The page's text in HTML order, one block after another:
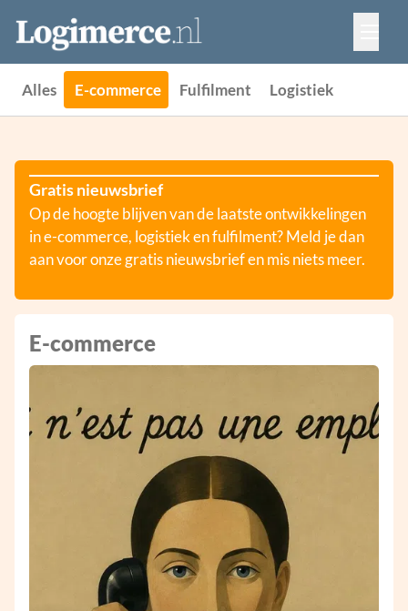
Vacatures
Events
Adverteren
Partners
Alles E-commerce Fulfilment Logistiek
Gratis nieuwsbrief
Op de hoogte blijven van de laatste ontwikkelingen
in e-commerce, logistiek en fulfilment? Meld je dan
aan voor onze gratis nieuwsbrief en mis niets meer.
E-commerce